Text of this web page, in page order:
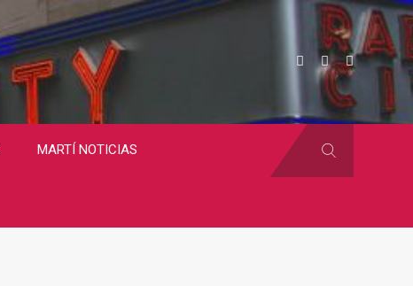
MARTÍ NOTICIAS